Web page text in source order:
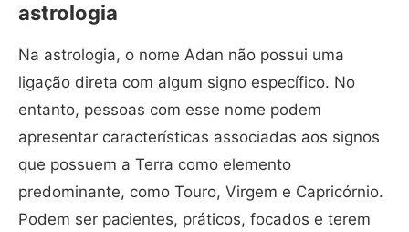
astrologia
Na astrologia, o nome Adan não possui uma
ligação direta com algum signo específico. No
entanto, pessoas com esse nome podem
apresentar características associadas aos signos
que possuem a Terra como elemento
predominante, como Touro, Virgem e Capricórnio.
Podem ser pacientes, práticos, focados e terem